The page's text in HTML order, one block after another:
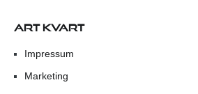
ART KVART
Impressum
Marketing